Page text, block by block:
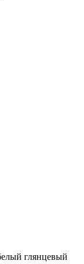
глянцевый